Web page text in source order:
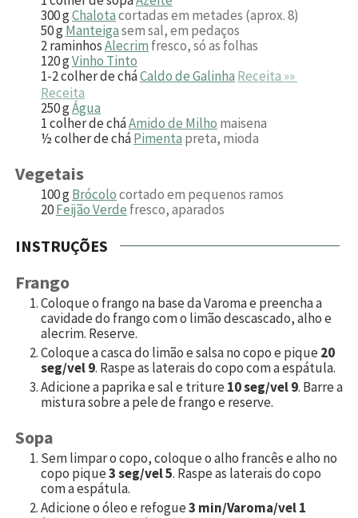
300gChalotacortadas em metades (aprox. 8)
50gManteigasem sal, em pedaços
2raminhosAlecrim fresco, só as folhas
120gVinho Tinto
1-2colher de cháCaldo de Galinha Receita »»
Receita
250gÁgua
1colher de cháAmido de Milho maisena
½colher de cháPimenta preta, mioda
Vegetais
100gBrócolocortado em pequenos ramos
20Feijão Verde fresco, aparados
INSTRUÇÕES
Frango
Coloque o frango na base da Varoma e preencha a
cavidade do frango com o limão descascado, alho e
alecrim. Reserve.
Coloque a casca do limão e salsa no copo e pique20
seg/vel 9. Raspe as laterais do copo com a espátula.
Adicione a paprika e sal e triture10 seg/vel 9. Barre a
mistura sobre a pele de frango e reserve.
Sopa
Sem limpar o copo, coloque o alho francês e alho no
copo pique3 seg/vel 5. Raspe as laterais do copo
com a espátula.
Adicione o óleo e refogue3 min/Varoma/vel 1